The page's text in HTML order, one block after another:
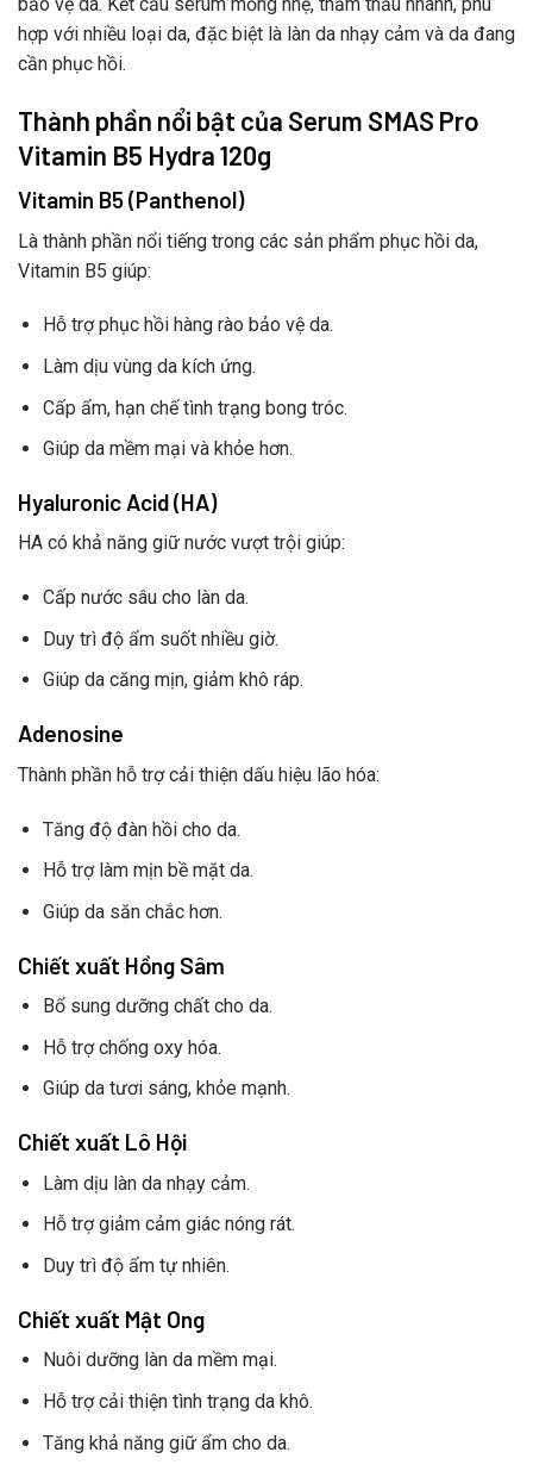
hợp với nhiều loại da, đặc biệt là làn da nhạy cảm và da đang
cần phục hồi.
Thành phần nổi bật của Serum SMAS Pro
Vitamin B5 Hydra 120g
Vitamin B5 (Panthenol)
Là thành phần nổi tiếng trong các sản phẩm phục hồi da,
Vitamin B5 giúp:
Hỗ trợ phục hồi hàng rào bảo vệ da.
Làm dịu vùng da kích ứng.
Cấp ẩm, hạn chế tình trạng bong tróc.
Giúp da mềm mại và khỏe hơn.
Hyaluronic Acid (HA)
HA có khả năng giữ nước vượt trội giúp:
Cấp nước sâu cho làn da.
Duy trì độ ẩm suốt nhiều giờ.
Giúp da căng mịn, giảm khô ráp.
Adenosine
Thành phần hỗ trợ cải thiện dấu hiệu lão hóa:
Tăng độ đàn hồi cho da.
Hỗ trợ làm mịn bề mặt da.
Giúp da săn chắc hơn.
Chiết xuất Hồng Sâm
Bổ sung dưỡng chất cho da.
Hỗ trợ chống oxy hóa.
Giúp da tươi sáng, khỏe mạnh.
Chiết xuất Lô Hội
Làm dịu làn da nhạy cảm.
Hỗ trợ giảm cảm giác nóng rát.
Duy trì độ ẩm tự nhiên.
Chiết xuất Mật Ong
Nuôi dưỡng làn da mềm mại.
Hỗ trợ cải thiện tình trạng da khô.
Tăng khả năng giữ ẩm cho da.